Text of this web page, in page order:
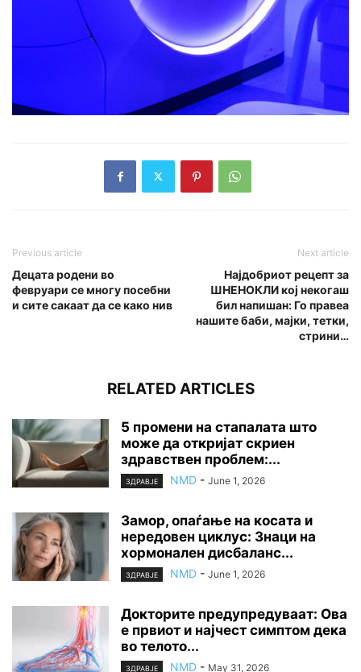
Previous article
Децата родени во
февруари се многу посебни
и сите сакаат да се како нив
Next article
Најдобриот рецепт за
ШНЕНОКЛИ кој некогаш
бил напишан: Го правеа
нашите баби, мајки, тетки,
стрини…
RELATED ARTICLES
5 промени на стапалата што
може да откријат скриен
здравствен проблем:...
ЗДРАВЈЕ NMD - June 1, 2026
Замор, опаѓање на косата и
нередовен циклус: Знаци на
хормонален дисбаланс...
ЗДРАВЈЕ NMD - June 1, 2026
Докторите предупредуваат: Ова
е првиот и најчест симптом дека
во телото...
ЗДРАВЈЕ NMD - May 31, 2026